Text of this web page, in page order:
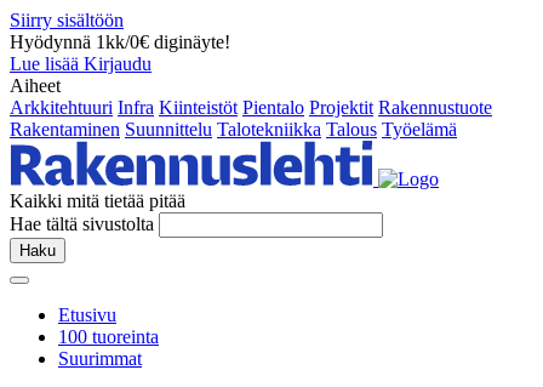
Siirry sisältöön
Hyödynnä 1kk/0€ diginäyte!
Lue lisää Kirjaudu
Aiheet
Arkkitehtuuri Infra Kiinteistöt Pientalo Projektit Rakennustuote
Rakentaminen Suunnittelu Talotekniikka Talous Työelämä
Kaikki mitä tietää pitää
Hae tältä sivustolta
Haku
Etusivu
100 tuoreinta
Suurimmat